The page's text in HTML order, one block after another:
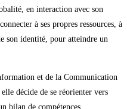
en interaction avec son
à ses propres ressources, à
son identité, pour atteindre un
et de la Communication
décide de se réorienter vers
bilan de compétences.